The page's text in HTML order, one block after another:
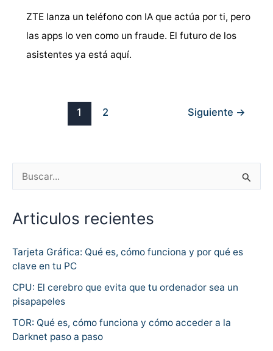
ZTE lanza un teléfono con IA que actúa por ti, pero
las apps lo ven como un fraude. El futuro de los
asistentes ya está aquí.
1 2 Siguiente →
s
a
r
p
r
Articulos recientes
Tarjeta Gráfica: Qué es, cómo funciona y por qué es
clave en tu PC
CPU: El cerebro que evita que tu ordenador sea un
pisapapeles
TOR: Qué es, cómo funciona y cómo acceder a la
Darknet paso a paso